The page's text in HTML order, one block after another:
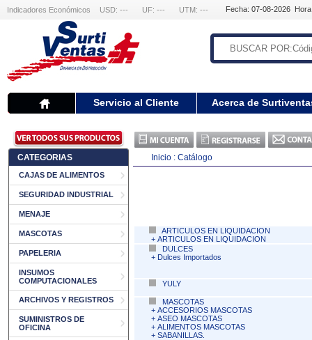
Indicadores Económicos USD: --- UF: --- UTM: --- Fecha: 07-08-2026
Servicio al Cliente Acerca de
CATEGORIAS
CAJAS DE ALIMENTOS
SEGURIDAD INDUSTRIAL
MENAJE
MASCOTAS
PAPELERIA
INSUMOS
COMPUTACIONALES
ARCHIVOS Y REGISTROS
SUMINISTROS DE
OFICINA
Inicio : Catálogo
ARTICULOS EN LIQUIDACION
+ ARTICULOS EN LIQUIDACION
DULCES
+ Dulces Importados
YULY
MASCOTAS
+ ACCESORIOS MASCOTAS
+ ASEO MASCOTAS
+ ALIMENTOS MASCOTAS
+ SABANILLAS.